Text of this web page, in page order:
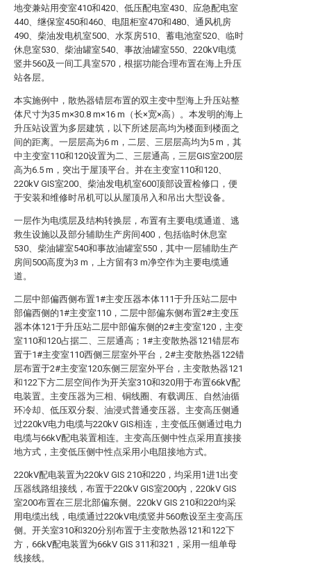
地变兼站用变室410和420、低压配电室430、应急配电室
440、继保室450和460、电阻柜室470和480、通风机房
490、柴油发电机室500、水泵房510、蓄电池室520、临时
休息室530、柴油罐室540、事故油罐室550、220kV电缆
竖井560及一间工具室570，根据功能合理布置在海上升压
站各层。
本实施例中，散热器错层布置的双主变中型海上升压站整
体尺寸为35 m×30.8 m×16 m（长×宽×高）。本发明的海上
升压站设置为多层建筑，以下所述层高均为楼面到楼面之
间的距离。一层层高为6 m，二层、三层层高均为5 m，其
中主变室110和120设置为二、三层通高，三层GIS室200层
高为6.5 m，突出于屋顶平台。并在主变室110和120、
220kV GIS室200、柴油发电机室600顶部设置检修口，便
于安装和维修时吊机可以从屋顶吊入和吊出大型设备。
一层作为电缆层及结构转换层，布置有主要电缆通道、逃
救生设施以及部分辅助生产房间400，包括临时休息室
530、柴油罐室540和事故油罐室550，其中一层辅助生产
房间500高度为3 m，上方留有3 m净空作为主要电缆通
道。
二层中部偏西侧布置1#主变压器本体111于升压站二层中
部偏西侧的1#主变室110，二层中部偏东侧布置2#主变压
器本体121于升压站二层中部偏东侧的2#主变室120，主变
室110和120占据二、三层通高；1#主变散热器121错层布
置于1#主变室110西侧三层室外平台，2#主变散热器122错
层布置于2#主变室120东侧三层室外平台，主变散热器121
和122下方二层空间作为开关室310和320用于布置66kV配
电装置。主变压器为三相、铜线圈、有载调压、自然油循
环冷却、低压双分裂、油浸式普通变压器。主变高压侧通
过220kV电力电缆与220kV GIS相连，主变低压侧通过电力
电缆与66kV配电装置相连。主变高压侧中性点采用直接接
地方式，主变低压侧中性点采用小电阻接地方式。
220kV配电装置为220kV GIS 210和220，均采用1进1出变
压器线路组接线，布置于220kV GIS室200内，220kV GIS
室200布置在三层北部偏东侧。220kV GIS 210和220均采
用电缆出线，电缆通过220kV电缆竖井560敷设至主变高压
侧。开关室310和320分别布置于主变散热器121和122下
方，66kV配电装置为66kV GIS 311和321，采用一组单母
线接线。